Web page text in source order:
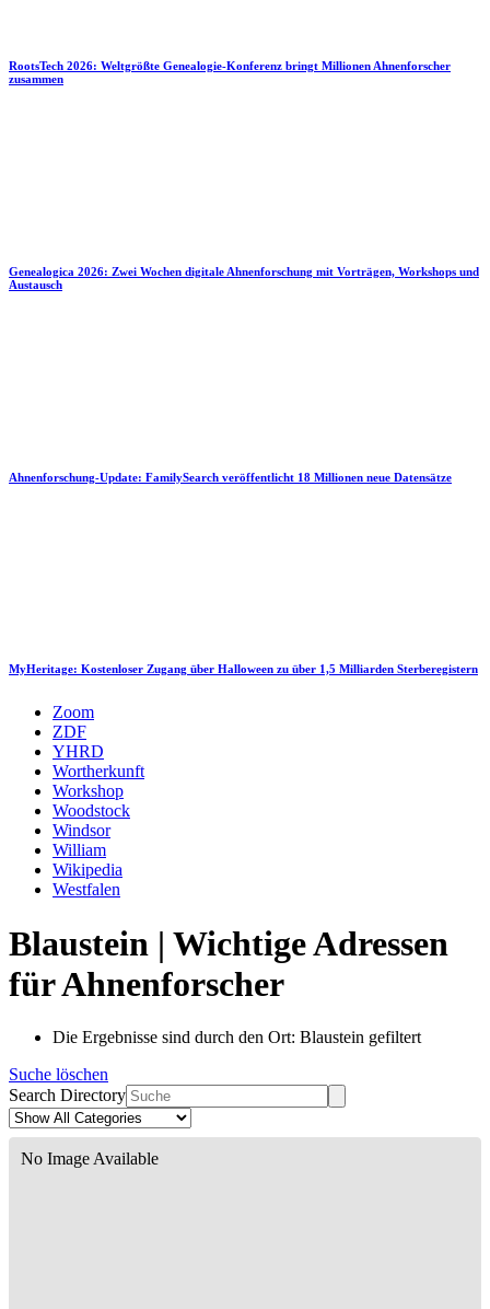
RootsTech 2026: Weltgrößte Genealogie-Konferenz bringt Millionen Ahnenforscher
zusammen
Genealogica 2026: Zwei Wochen digitale Ahnenforschung mit Vorträgen, Workshops und
Austausch
Ahnenforschung-Update: FamilySearch veröffentlicht 18 Millionen neue Datensätze
MyHeritage: Kostenloser Zugang über Halloween zu über 1,5 Milliarden Sterberegistern
Zoom
ZDF
YHRD
Wortherkunft
Workshop
Woodstock
Windsor
William
Wikipedia
Westfalen
Blaustein | Wichtige Adressen
für Ahnenforscher
Die Ergebnisse sind durch den Ort: Blaustein gefiltert
Suche löschen
Search Directory
No Image Available